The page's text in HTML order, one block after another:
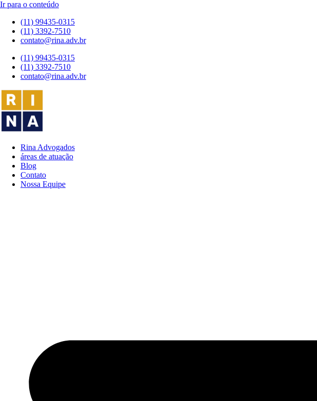
Ir para o conteúdo
(11) 99435-0315
(11) 3392-7510
contato@rina.adv.br
(11) 99435-0315
(11) 3392-7510
contato@rina.adv.br
Rina Advogados
áreas de atuação
Blog
Contato
Nossa Equipe